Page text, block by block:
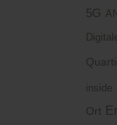
5G
inside
Ort